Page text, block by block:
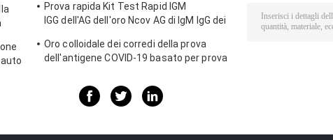
Prova rapida Kit Test Rapid IGM
IGG dell'AG dell'oro Ncov AG di IgM IgG dei
Oro colloidale dei corredi della prova
dell'antigene COVID-19 basato per prova